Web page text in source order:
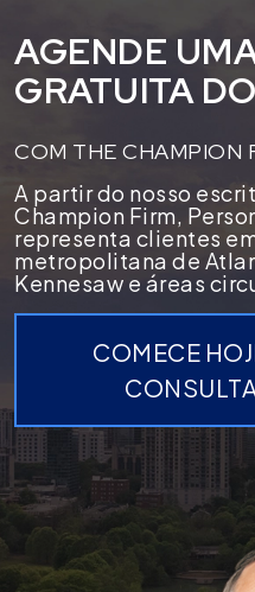
AGENDE
GRATUITA
COM THE CHAMPION
A partir do nosso
Champion Firm,
representa clientes
metropolitana de
Kennesaw e áreas
COMECE